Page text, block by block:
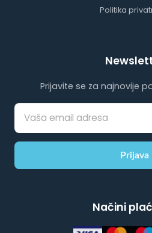
Politika
Prijavite se za najnovije
Prijava
Načini